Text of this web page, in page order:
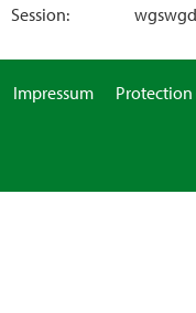
Session:
Impressum Protection